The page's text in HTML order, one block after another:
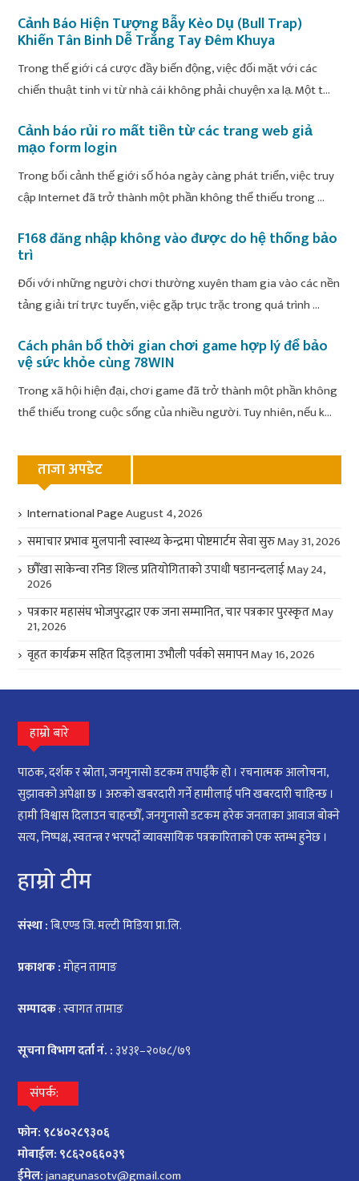
Cảnh Báo Hiện Tượng Bẫy Kèo Dụ (Bull Trap)
Khiến Tân Binh Dễ Trắng Tay Đêm Khuya
Trong thế giới cá cược đầy biến động, việc đối mặt với các
chiến thuật tinh vi từ nhà cái không phải chuyện xa lạ. Một t...
Cảnh báo rủi ro mất tiền từ các trang web giả
mạo form login
Trong bối cảnh thế giới số hóa ngày càng phát triển, việc truy
cập Internet đã trở thành một phần không thể thiếu trong ...
F168 đăng nhập không vào được do hệ thống bảo
trì
Đối với những người chơi thường xuyên tham gia vào các nền
tảng giải trí trực tuyến, việc gặp trục trặc trong quá trình ...
Cách phân bổ thời gian chơi game hợp lý để bảo
vệ sức khỏe cùng 78WIN
Trong xã hội hiện đại, chơi game đã trở thành một phần không
thể thiếu trong cuộc sống của nhiều người. Tuy nhiên, nếu k...
ताजा अपडेट
International PageAugust 4, 2026
समाचार प्रभावः मुलपानी स्वास्थ्य केन्द्रमा पोष्टमार्टम सेवा सुरुMay 31, 2026
छौँखा साकेन्वा रनिङ शिल्ड प्रतियोगिताको उपाधी षडानन्दलाईMay 24,
2026
पत्रकार महासंघ भोजपुरद्धार एक जना सम्मानित, चार पत्रकार पुरस्कृतMay
21, 2026
वृहत कार्यक्रम सहित दिङ्लामा उभौली पर्वको समापनMay 16, 2026
हाम्रो बारे
पाठक, दर्शक र स्रोता, जनगुनासो डटकम तपाईंकै हो । रचनात्मक आलोचना,
सुझावको अपेक्षा छ । अरुको खबरदारी गर्ने हामीलाई पनि खबरदारी चाहिन्छ ।
हामी विश्वास दिलाउन चाहन्छौँ, जनगुनासो डटकम हरेक जनताका आवाज बोक्ने
सत्य, निष्पक्ष, स्वतन्त्र र भरपर्दो व्यावसायिक पत्रकारिताको एक स्तम्भ हुनेछ ।
हाम्रो टीम
संस्था :बि.एण्ड जि. मल्टी मिडिया प्रा.लि.
प्रकाशक :मोहन तामाङ
सम्पादक: स्वागत तामाङ
सूचना विभाग दर्ता नं. : ३४३१–२०७८/७९
संपर्क:
फोन: ९८४०२८९३०६
मोबाईल: ९८६२०६६०३९
ईमेल:janagunasotv@gmail.com